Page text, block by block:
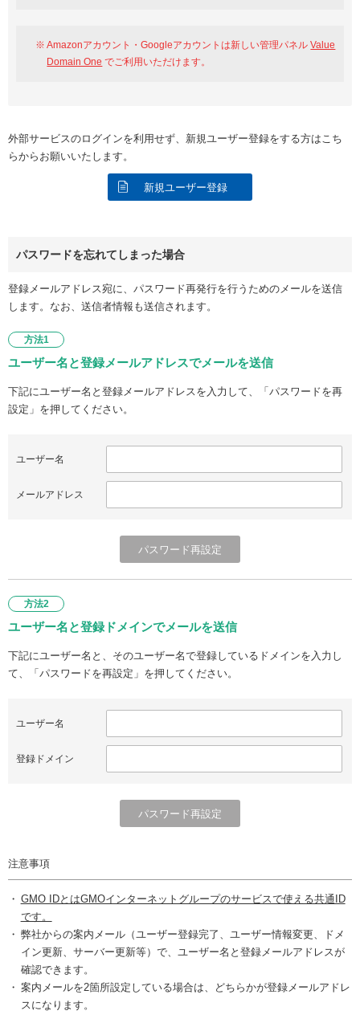
Amazonアカウント・Googleアカウントは新しい管理パネルValue
Domain One でご利用いただけます。
外部サービスのログインを利用せず、新規ユーザー登録をする方はこち
らからお願いいたします。
新規ユーザー登録
パスワードを忘れてしまった場合
登録メールアドレス宛に、パスワード再発行を行うためのメールを送信
します。なお、送信者情報も送信されます。
方法1
ユーザー名と登録メールアドレスでメールを送信
下記にユーザー名と登録メールアドレスを入力して、「パスワードを再
設定」を押してください。
ユーザー名
メールアドレス
方法2
ユーザー名と登録ドメインでメールを送信
下記にユーザー名と、そのユーザー名で登録しているドメインを入力し
て、「パスワードを再設定」を押してください。
ユーザー名
登録ドメイン
注意事項
GMO IDとはGMOインターネットグループのサービスで使える共通ID
です。
弊社からの案内メール（ユーザー登録完了、ユーザー情報変更、ドメ
イン更新、サーバー更新等）で、ユーザー名と登録メールアドレスが
確認できます。
案内メールを2箇所設定している場合は、どちらかが登録メールアドレ
スになります。